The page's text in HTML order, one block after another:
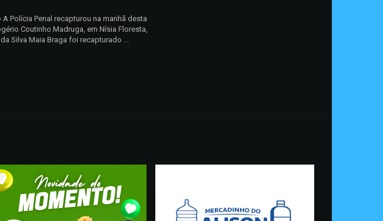
Polícia Penal recapturou na manhã desta
Coutinho Madruga, em Nísia Floresta,
Silva Maia Braga foi recapturado ...